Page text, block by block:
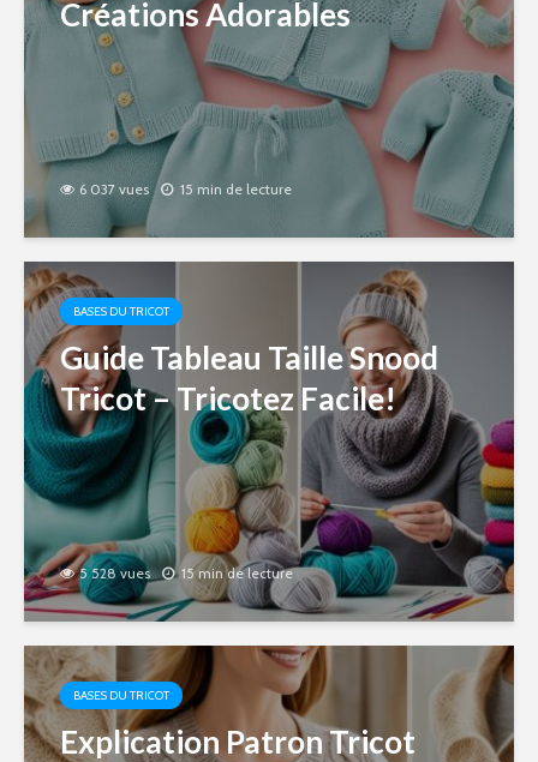
Créations Adorables
6 037 vues 15 min de lecture
BASES DU TRICOT
Guide Tableau Taille Snood
Tricot – Tricotez Facile!
5 528 vues 15 min de lecture
BASES DU TRICOT
Explication Patron Tricot